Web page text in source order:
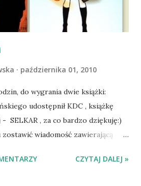
zdrowotne i wówczas
wzajemnie już na 100%.
października 01, 2010
do wygrania dwie książki:
udostępnił KDC , książkę
SELKAR , za co bardzo dziękuję:)
wiadomość zawierającą
w niedzielę o 8:00. Zapraszam
CZYTAJ DALEJ »